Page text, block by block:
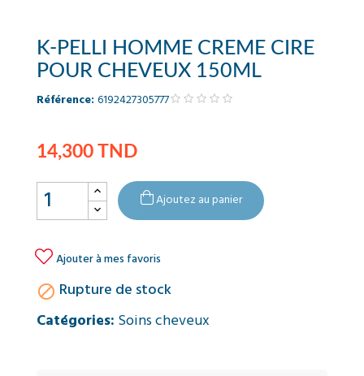
K-PELLI HOMME CREME CIRE
POUR CHEVEUX 150ML
Référence: 6192427305777
14,300 TND
Ajoutez au panier
Ajouter à mes favoris
 Rupture de stock
Catégories: Soins cheveux